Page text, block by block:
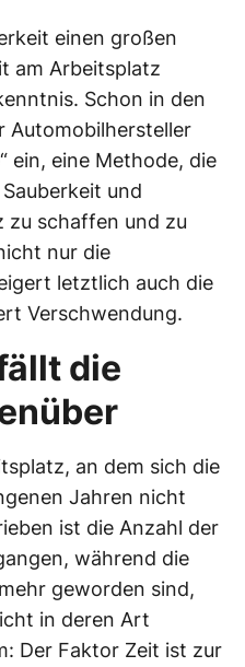
einen großen
am Arbeitsplatz
Schon in den
Automobilhersteller
ein, eine Methode, die
und
zu schaffen und zu
nur die
letztlich auch die
Verschwendung.
die
an dem sich die
Jahren nicht
ist die Anzahl der
während die
geworden sind,
in deren Art
Der Faktor Zeit ist zur